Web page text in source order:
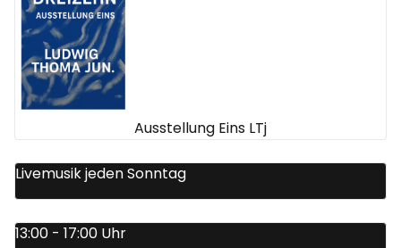
Ausstellung Eins LTj
Livemusik jeden Sonntag
13:00 - 17:00 Uhr